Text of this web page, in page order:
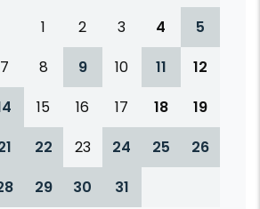
1
2 3 4
5
7 8 9 10 11
12
15 16 17 18
19
22 23 24 25
26
29 30 31